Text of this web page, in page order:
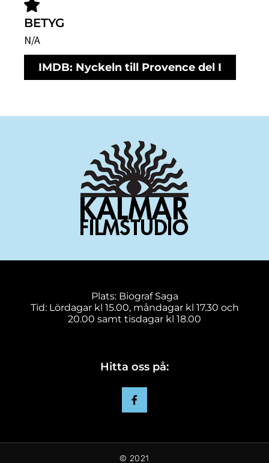
BETYG
N/A
IMDB: Nyckeln till Provence del I
Plats: Biograf Saga
Tid: Lördagar kl 15.00, måndagar kl 17.30 och
20.00 samt tisdagar kl 18.00
Hitta oss på:
© 2021